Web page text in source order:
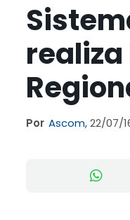
realiza
Por Ascom,22/07/